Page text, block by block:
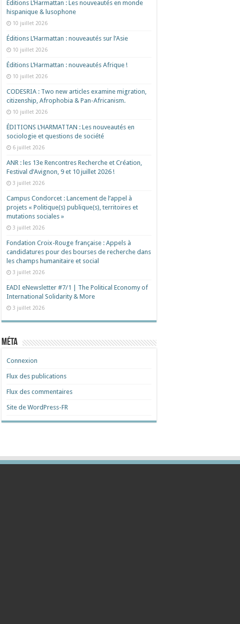
Éditions L’Harmattan : Les nouveautés en monde
hispanique & lusophone
10 juillet 2026
Éditions L’Harmattan : nouveautés sur l’Asie
10 juillet 2026
Éditions L’Harmattan : nouveautés Afrique !​
10 juillet 2026
CODESRIA : Two new articles examine migration,
citizenship, Afrophobia & Pan-Africanism.
10 juillet 2026
ÉDITIONS L’HARMATTAN : Les nouveautés en
sociologie et questions de société
6 juillet 2026
ANR : les 13e Rencontres Recherche et Création,
Festival d’Avignon, 9 et 10 juillet 2026 !
3 juillet 2026
Campus Condorcet : Lancement de l’appel à
projets « Politique(s) publique(s), territoires et
mutations sociales »
3 juillet 2026
Fondation Croix-Rouge française : Appels à
candidatures pour des bourses de recherche dans
les champs humanitaire et social
3 juillet 2026
EADI eNewsletter #7/1 | The Political Economy of
International Solidarity & More
3 juillet 2026
Méta
Connexion
Flux des publications
Flux des commentaires
Site de WordPress-FR